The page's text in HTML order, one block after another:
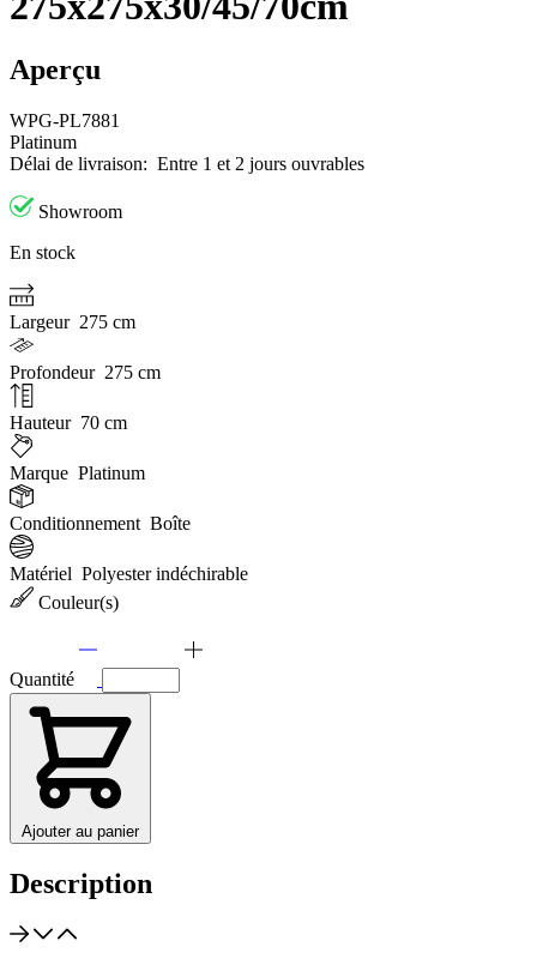
Aperçu
WPG-PL7881
Platinum
Délai de livraison: Entre 1 et 2 jours ouvrables
Showroom
En stock
Largeur 275 cm
Profondeur 275 cm
Hauteur 70 cm
Marque Platinum
Conditionnement Boîte
Matériel Polyester indéchirable
Couleur(s)
Quantité
Ajouter au panier
Description